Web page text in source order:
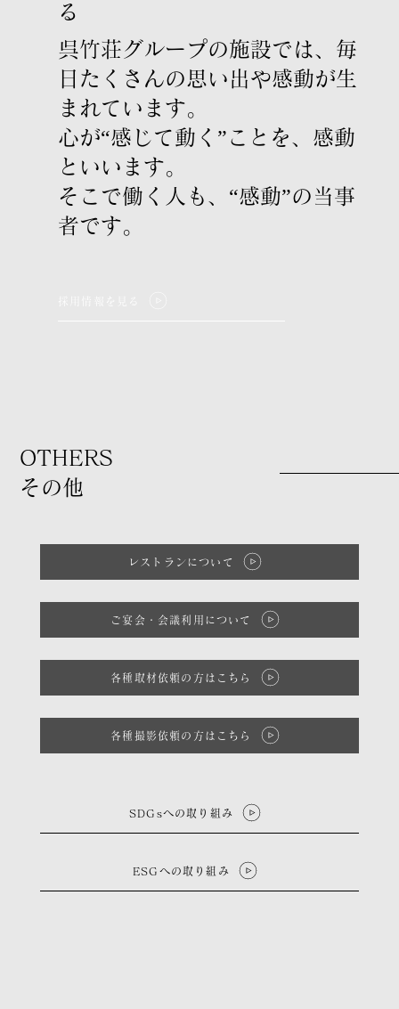
る
呉竹荘グループの施設では、毎
日たくさんの思い出や感動が生
まれています。
心が“感じて動く”ことを、感動
といいます。
そこで働く人も、“感動”の当事
者です。
レストランについて
ご宴会・会議利用について
​その他
OTHERS
各種取材依頼の方はこちら
各種撮影依頼の方はこちら
SDGsへの取り組み
ESGへの取り組み